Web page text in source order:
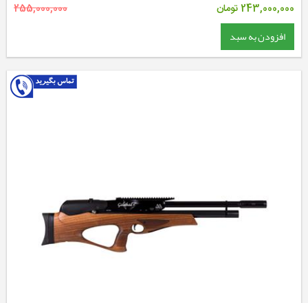
243,000,000تومان 255,000,000
افزودن به سبد